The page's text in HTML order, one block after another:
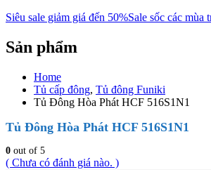
Siêu sale giảm giá đến 50%Sale sốc các mùa
Sản phẩm
Home
Tủ cấp đông, Tủ đông Funiki
Tủ Đông Hòa Phát HCF 516S1N1
Tủ Đông Hòa Phát HCF 516S1N1
0 out of 5
( Chưa có đánh giá nào. )